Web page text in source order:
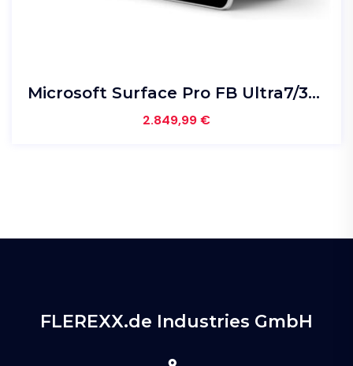
Microsoft Surface Pro FB Ultra7/32GB/1TB Win11Pro Platinum – 499214
2.849,99€
FLEREXX.de Industries GmbH